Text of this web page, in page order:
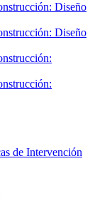
Diseño
Diseño
de Intervención